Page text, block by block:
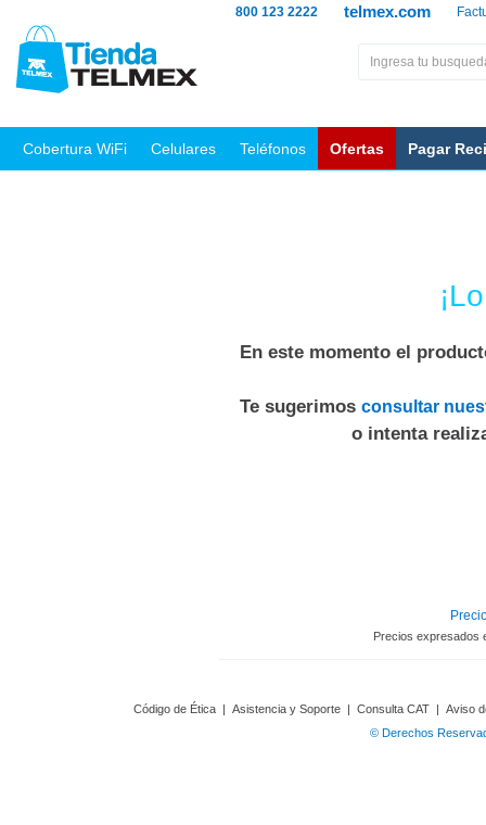
telmex.com
800 123 2222
Cobertura WiFi Celulares Teléfonos Ofertas Pagar
En este momento el
Te sugerimos consultar
o intenta
Precios expresados
Código de Ética | Asistencia y Soporte | Consulta CAT | Aviso
© Derechos